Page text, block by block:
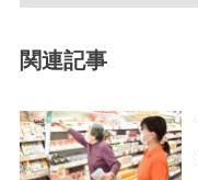
関連記事